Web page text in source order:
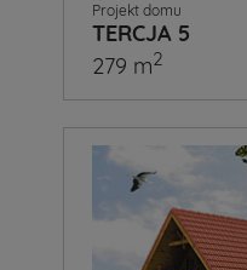
Projekt domu
TERCJA 5
279 m2